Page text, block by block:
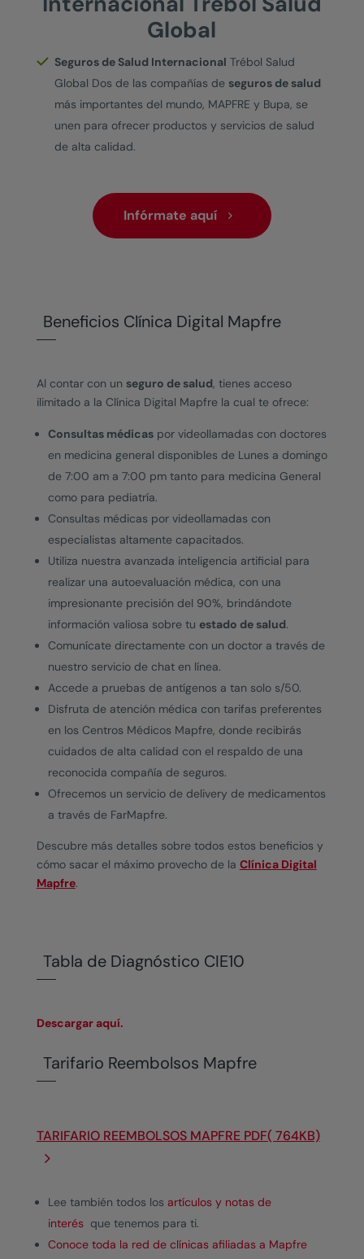
Global
Seguros de Salud Internacional Trébol Salud
Global Dos de las compañías de seguros de salud
más importantes del mundo, MAPFRE y Bupa, se
unen para ofrecer productos y servicios de salud
de alta calidad.
Infórmate aquí
Beneficios Clínica Digital Mapfre
Al contar con un seguro de salud, tienes acceso
ilimitado a la Clínica Digital Mapfre la cual te ofrece:
Consultas médicaspor videollamadas con doctores
en medicina general disponibles de Lunes a domingo
de 7:00 am a 7:00 pm tanto para medicina General
como para pediatría.
Consultas médicas por videollamadas con
especialistas altamente capacitados.
Utiliza nuestra avanzada inteligencia artificial para
realizar una autoevaluación médica, con una
impresionante precisión del 90%, brindándote
información valiosa sobre tu estado de salud.
Comunícate directamente con un doctor a través de
nuestro servicio de chat en línea.
Accede a pruebas de antígenos a tan solo s/50.
Disfruta de atención médica con tarifas preferentes
en los Centros Médicos Mapfre, donde recibirás
cuidados de alta calidad con el respaldo de una
reconocida compañía de seguros.
Ofrecemos un servicio de delivery de medicamentos
a través de FarMapfre.
Descubre más detalles sobre todos estos beneficios y
cómo sacar el máximo provecho de la Clínica Digital
Mapfre.
Tabla de Diagnóstico CIE10
Descargar aquí.
Tarifario Reembolsos Mapfre
TARIFARIO REEMBOLSOS MAPFRE PDF( 764KB)
Lee también todos los artículos y notas de
interés que tenemos para ti.
Conoce toda la red de clínicas afiliadas a Mapfre